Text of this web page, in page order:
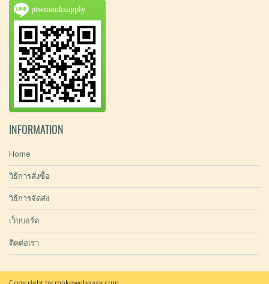
ptwmonksupply
INFORMATION
Home
วิธีการสั่งซื้อ
วิธีการจัดส่ง
เว็บบอร์ด
ติดต่อเรา